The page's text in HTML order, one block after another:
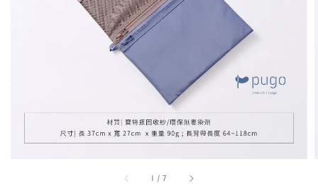
1 /7